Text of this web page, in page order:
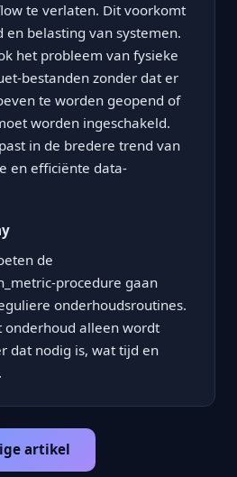
te verlaten. Dit voorkomt
belasting van systemen.
het probleem van fysieke
bestanden zonder dat er
te worden geopend of
worden ingeschakeld.
in de bredere trend van
en efficiënte data-
de
procedure gaan
onderhoudsroutines.
onderhoud alleen wordt
dat nodig is, wat tijd en
artikel